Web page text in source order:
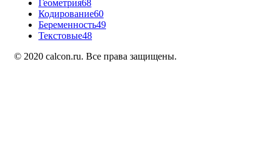
Геометрия68
Кодирование60
Беременность49
Текстовые48
© 2020 calcon.ru. Все права защищены.